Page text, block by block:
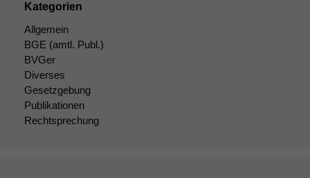
Kategorien
Allgemein
BGE (amtl. Publ.)
BVGer
Diverses
Gesetzgebung
Publikationen
Rechtsprechung